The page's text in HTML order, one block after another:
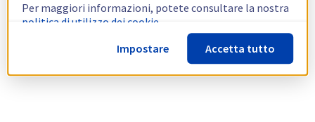
Per maggiori informazioni, potete consultare la nostra
politica di utilizzo dei cookie.
Impostare
Accetta tutto